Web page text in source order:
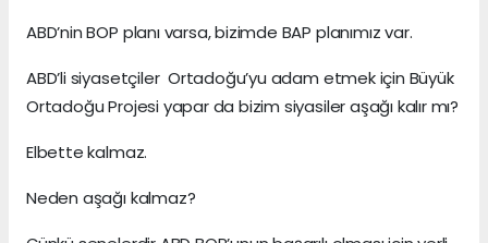
ABD’nin BOP planı varsa, bizimde BAP planımız var.
ABD’li siyasetçiler Ortadoğu’yu adam etmek için Büyük
Ortadoğu Projesi yapar da bizim siyasiler aşağı kalır mı?
Elbette kalmaz.
Neden aşağı kalmaz?